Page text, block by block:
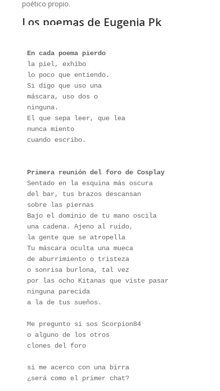
poético propio.
Los poemas de Eugenia Pk
En cada poema pierdo
la piel, exhibo
lo poco que entiendo.
Si digo que uso una
máscara, uso dos o
ninguna.
El que sepa leer, que lea
nunca miento
cuando escribo.
Primera reunión del foro de Cosplay
Sentado en la esquina más oscura
del bar, tus brazos descansan
sobre las piernas
Bajo el dominio de tu mano oscila
una cadena. Ajeno al ruido,
la gente que se atropella
Tu máscara oculta una mueca
de aburrimiento o tristeza
o sonrisa burlona, tal vez
por las ocho Kitanas que viste pasar
ninguna parecida
a la de tus sueños.
Me pregunto si sos Scorpion84
o alguno de los otros
clones del foro
si me acerco con una birra
¿será como el primer chat?